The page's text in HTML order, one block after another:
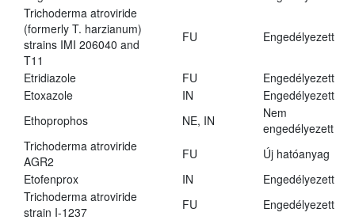
Trichoderma atroviride
(formerly T. harzianum)
strains IMI 206040 and
T11
FU Engedélyezett
Etridiazole FU
Engedélyezett
Etoxazole
IN
Engedélyezett
Ethoprophos
NE, IN
Nem
engedélyezett
Trichoderma atroviride
AGR2
FU
Új hatóanyag
Etofenprox
IN
Engedélyezett
Trichoderma atroviride
strain I-1237
FU
Engedélyezett